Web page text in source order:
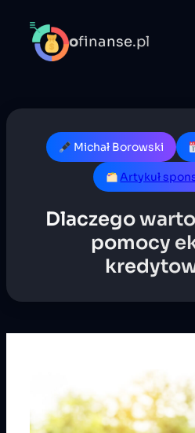
ofinanse.pl
Michał Borowski
Artykuł
Dlaczego
pomocy